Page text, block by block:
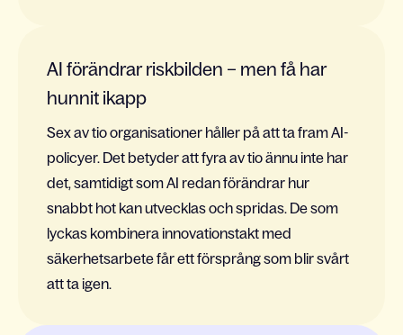
AI förändrar riskbilden – men få har
hunnit ikapp
Sex av tio organisationer håller på att ta fram AI-
policyer. Det betyder att fyra av tio ännu inte har
det, samtidigt som AI redan förändrar hur
snabbt hot kan utvecklas och spridas. De som
lyckas kombinera innovationstakt med
säkerhetsarbete får ett försprång som blir svårt
att ta igen.